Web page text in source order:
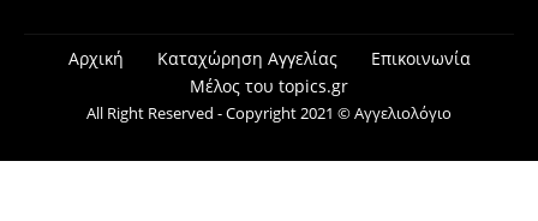
Αρχική Καταχώρηση Αγγελίας
Επικοινωνία
Μέλος του topics.gr
All Right Reserved - Copyright 2021 © Αγγελιολόγιο